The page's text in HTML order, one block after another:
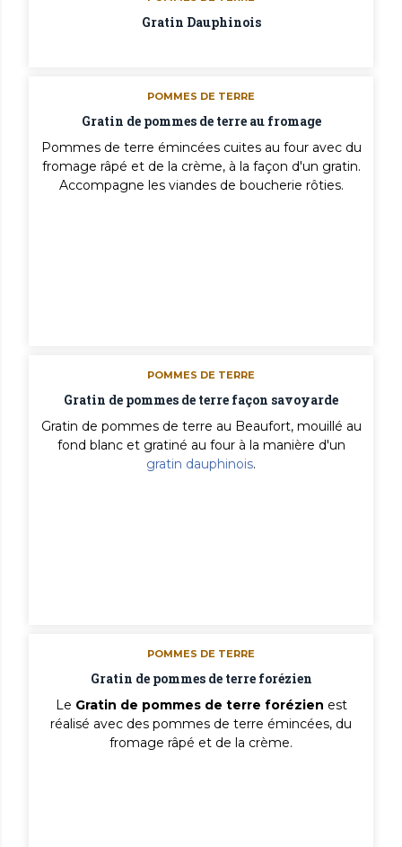
Gratin Dauphinois
POMMES DE TERRE
Gratin de pommes de terre au fromage
Pommes de terre émincées cuites au four avec du
fromage râpé et de la crème, à la façon d'un gratin.
Accompagne les viandes de boucherie rôties.
POMMES DE TERRE
Gratin de pommes de terre façon savoyarde
Gratin de pommes de terre au Beaufort, mouillé au
fond blanc et gratiné au four à la manière d'un
gratin dauphinois.
POMMES DE TERRE
Gratin de pommes de terre forézien
Le Gratin de pommes de terre forézien est
réalisé avec des pommes de terre émincées, du
fromage râpé et de la crème.